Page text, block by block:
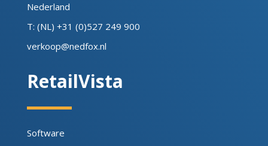
Nederland
T: (NL) +31 (0)527 249 900
verkoop@nedfox.nl
RetailVista
Software